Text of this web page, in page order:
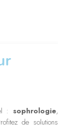
: sophrologie,
de solutions